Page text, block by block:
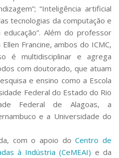
“Inteligência artificial
tecnologias da computação e
Além do professor
Francine, ambos do ICMC,
é multidisciplinar e agrega
com doutorado, que atuam
e ensino como a Escola
Federal do Estado do Rio
Federal de Alagoas, a
e a Universidade do
com o apoio doCentro de
à Indústria (CeMEAI) e da